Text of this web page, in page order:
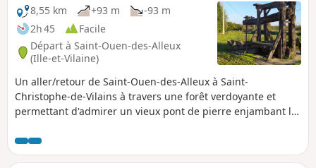
8,55 km +93 m
-93 m
2h 45
Facile
Départ à Saint-Ouen-des-Alleux
(Ille-et-Vilaine)
Un aller/retour de Saint-Ouen-des-Alleux à Saint-
Christophe-de-Vilains à travers une forêt verdoyante et
permettant d'admirer un vieux pont de pierre enjambant la